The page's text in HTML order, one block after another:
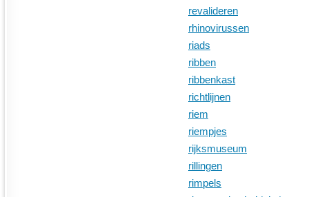
revalideren
rhinovirussen
riads
ribben
ribbenkast
richtlijnen
riem
riempjes
rijksmuseum
rillingen
rimpels